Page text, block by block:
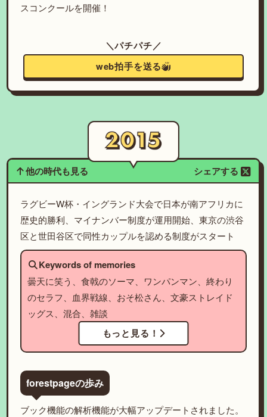
スコンクールを開催！
＼パチパチ／
web拍手を送る
他の時代も見る シェアする
ラグビーW杯・イングランド大会で日本が南アフリカに
歴史的勝利、マイナンバー制度が運用開始、東京の渋谷
区と世田谷区で同性カップルを認める制度がスタート
Keywords of memories
曇天に笑う、食戟のソーマ、ワンパンマン、終わり
のセラフ、血界戦線、おそ松さん、文豪ストレイド
ッグス、混合、雑談
もっと見る！
forestpageの歩み
ブック機能の解析機能が大幅アップデートされました。